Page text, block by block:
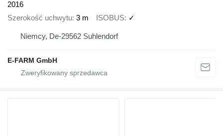
2016
Szerokość uchwytu 3 m ISOBUS ✓
Niemcy, De-29562 Suhlendorf
E-FARM GmbH